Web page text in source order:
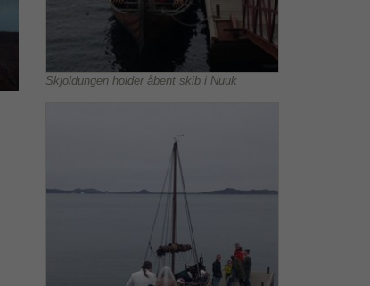
Skjoldungen holder åbent skib i Nuuk